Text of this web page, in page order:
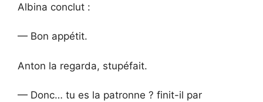
Albina conclut :
— Bon appétit.
Anton la regarda, stupéfait.
— Donc… tu es la patronne ? finit-il par